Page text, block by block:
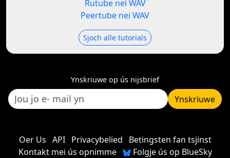
Rutube nei WAV
Peertube nei WAV
Sjoch alle tutorials
Ynskriuwe op ús nijsbrief
Ynskriuwe
Oer Us API Privacybelied
Betingsten fan tsjinst
Kontakt mei ús opnimme
Folgje ús op BlueSky